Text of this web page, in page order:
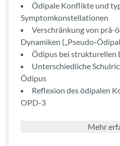
Ödipale Konflikte und
Symptomkonstellationen
Verschränkung von prä-
Dynamiken („Pseudo-
Ödipus bei strukturellen
Unterschiedliche
Ödipus
Reflexion des ödipalen
OPD-3
Mehr